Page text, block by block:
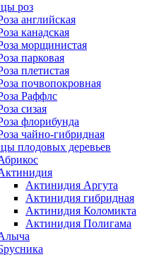
роз
английская
канадская
морщинистая
парковая
плетистая
почвопокровная
Раффлс
сизая
флорибунда
чайно-гибридная
плодовых деревьев
Актинидия Аргута
Актинидия гибридная
Актинидия Коломикта
Актинидия Полигама